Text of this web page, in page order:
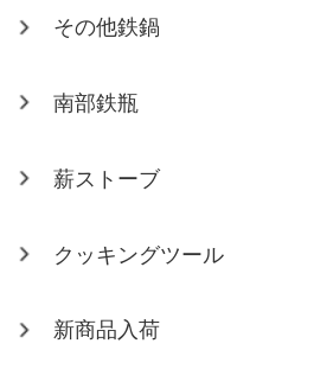
その他鉄鍋
南部鉄瓶
薪ストーブ
クッキングツール
新商品入荷